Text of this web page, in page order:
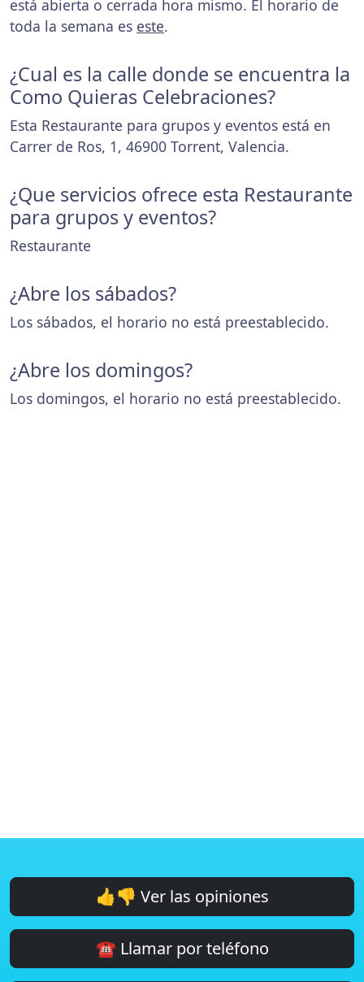
está abierta o cerrada hora mismo. El horario de
toda la semana es este.
¿Cual es la calle donde se encuentra la
Como Quieras Celebraciones?
Esta Restaurante para grupos y eventos está en
Carrer de Ros, 1, 46900 Torrent, Valencia.
¿Que servicios ofrece esta Restaurante
para grupos y eventos?
Restaurante
¿Abre los sábados?
Los sábados, el horario no está preestablecido.
¿Abre los domingos?
Los domingos, el horario no está preestablecido.
👍👎 Ver las opiniones
☎️ Llamar por teléfono